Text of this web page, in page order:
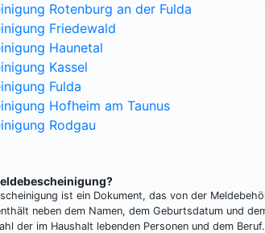
Rotenburg an der Fulda
Friedewald
Haunetal
Kassel
Fulda
Hofheim am Taunus
Rodgau
ist ein Dokument, das von der
neben dem Namen, dem Geburtsdatum und
der im Haushalt lebenden Personen und dem Beruf.